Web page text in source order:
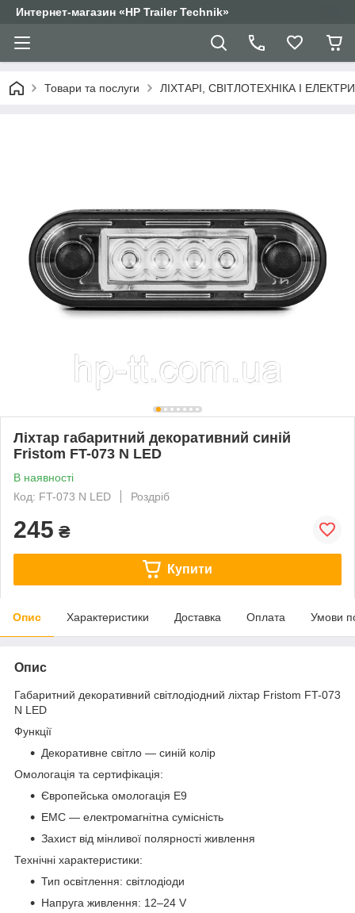
Интернет-магазин «HP Trailer Technik»
Товари та послуги ЛІХТАРІ, СВІТЛОТЕХНІКА І
Ліхтар габаритний декоративний синій
Fristom FT-073 N LED
В наявності
Код: FT-073 N LED
Роздріб
245 ₴
Купити
Опис Характеристики Доставка Оплата Умови
Опис
Габаритний декоративний світлодіодний ліхтар Fristom FT-073
N LED
Функції
Декоративне світло — синій колір
Омологація та сертифікація:
Європейська омологація E9
EMC — електромагнітна сумісність
Захист від мінливої полярності живлення
Технічні характеристики:
Тип освітлення: світлодіоди
Напруга живлення: 12–24 V